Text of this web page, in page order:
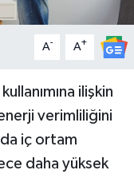
A- A+
ilişkin
enerji verimliliğini
iç ortam
daha yüksek